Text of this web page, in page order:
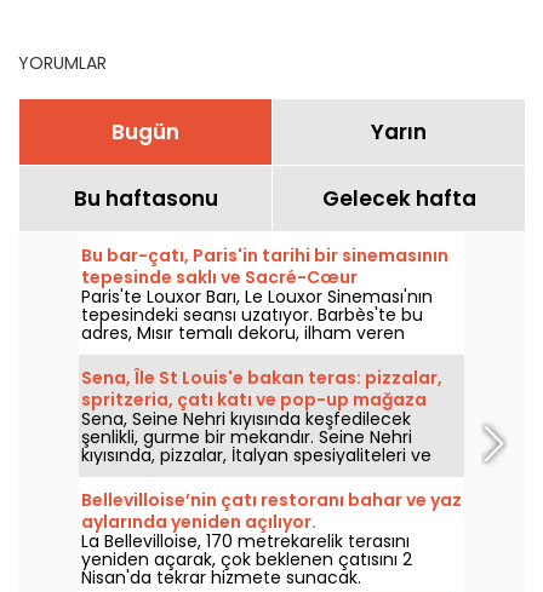
YORUMLAR
Bugün Yarın
Bu haftasonu Gelecek hafta
Bu bar-çatı, Paris'in tarihi bir sinemasının
tepesinde saklı ve Sacré-Cœur
manzarasına sahip.
Paris'te Louxor Barı, Le Louxor Sineması'nın
tepesindeki seansı uzatıyor. Barbès'te bu
adres, Mısır temalı dekoru, ilham veren
kokteylleri ve mevsimlik mutfağı bir araya
getiriyor. Sacré-Cœur manzarası eşliğinde
film devam ediyor… bar tarafında.
Sena, Île St Louis'e bakan teras: pizzalar,
spritzeria, çatı katı ve pop-up mağaza
Sena, Seine Nehri kıyısında keşfedilecek
şenlikli, gurme bir mekandır. Seine Nehri
kıyısında, pizzalar, İtalyan spesiyaliteleri ve
kokteyller sunan, sizi Marais'den ayrılmadan
doğrudan İtalya'ya götürecek 60'ların dolce
vita atmosferinde geniş ve güneşli bir teras
hayal edin... Yaz akşamları için burası tam
aradığınız yer olacak!
Bellevilloise’nin çatı restoranı bahar ve yaz
aylarında yeniden açılıyor.
La Bellevilloise, 170 metrekarelik terasını
yeniden açarak, çok beklenen çatısını 2
Nisan'da tekrar hizmete sunacak.